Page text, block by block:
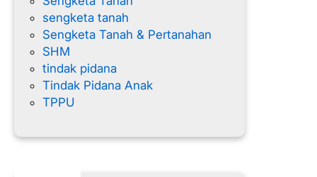
sengketa tanah
Sengketa Tanah & Pertanahan
SHM
tindak pidana
Tindak Pidana Anak
TPPU